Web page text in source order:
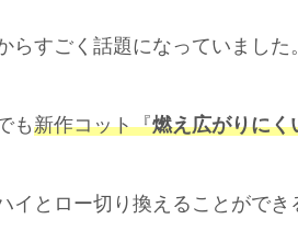
らすごく話題になっていました
も新作コット『燃え広がりにく
イとロー切り換えることがで